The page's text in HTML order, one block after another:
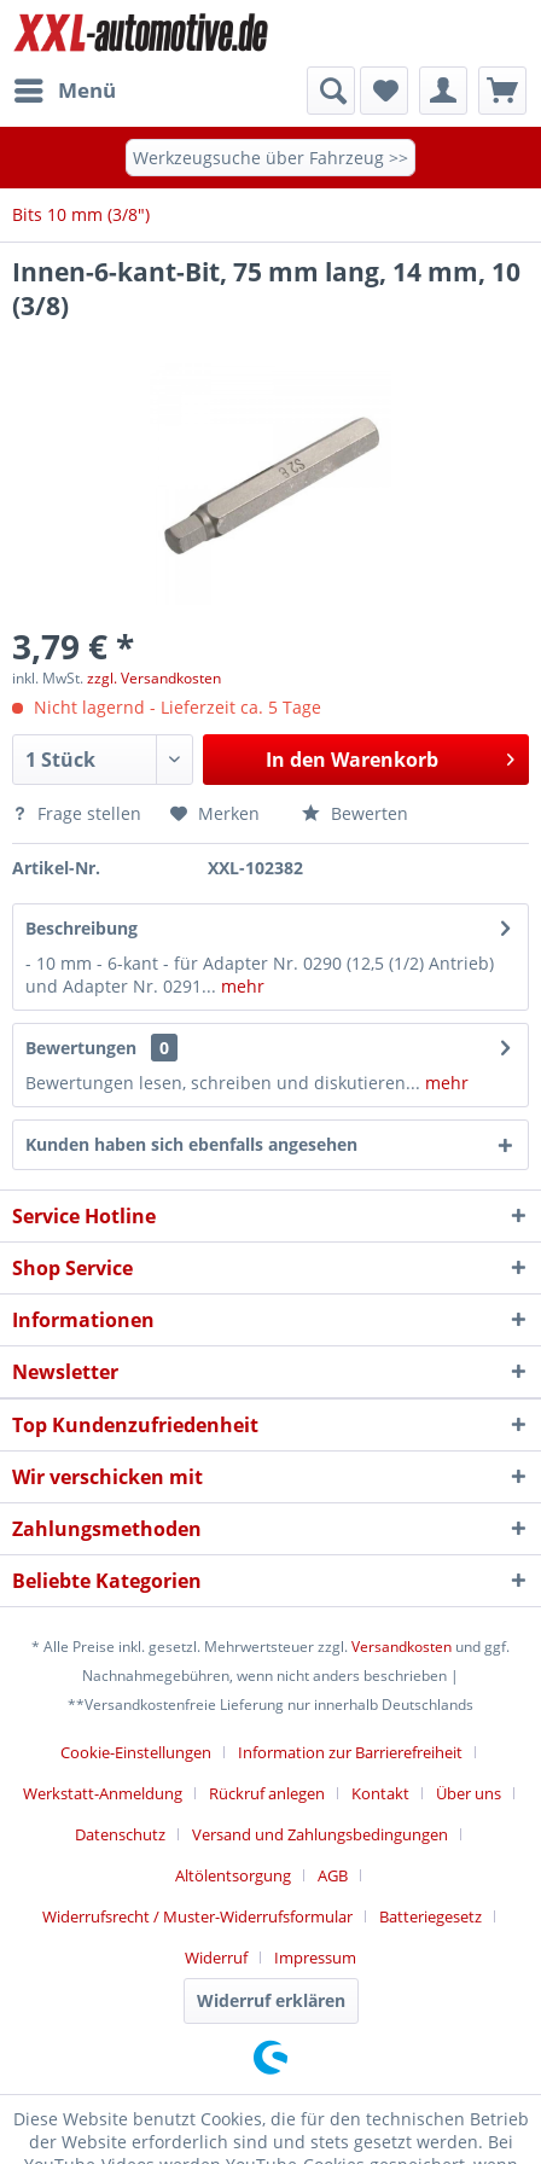
Menü
Werkzeugsuche über Fahrzeug >>
Bits 10 mm (3/8")
Innen-6-kant-Bit, 75 mm lang, 14 mm, 10
(3/8)
3,79 € *
inkl. MwSt.zzgl. Versandkosten
Nicht lagernd - Lieferzeit ca. 5 Tage
In den Warenkorb
Frage stellen Merken Bewerten
Artikel-Nr. XXL-102382
Beschreibung
- 10 mm - 6-kant - für Adapter Nr. 0290 (12,5 (1/2) Antrieb)
und Adapter Nr. 0291... mehr
Bewertungen
0
Bewertungen lesen, schreiben und diskutieren... mehr
Kunden haben sich ebenfalls angesehen
Service Hotline
Shop Service
Informationen
Newsletter
Top Kundenzufriedenheit
Wir verschicken mit
Zahlungsmethoden
Beliebte Kategorien
* Alle Preise inkl. gesetzl. Mehrwertsteuer zzgl.Versandkosten und ggf.
Nachnahmegebühren, wenn nicht anders beschrieben |
**Versandkostenfreie Lieferung nur innerhalb Deutschlands
Cookie-Einstellungen
Information zur Barrierefreiheit
Werkstatt-Anmeldung
Rückruf anlegen Kontakt
Über uns
Datenschutz
Versand und Zahlungsbedingungen
Altölentsorgung
AGB
Widerrufsrecht / Muster-Widerrufsformular
Batteriegesetz
Widerruf
Impressum
Widerruf erklären
Diese Website benutzt Cookies, die für den technischen Betrieb
der Website erforderlich sind und stets gesetzt werden. Bei